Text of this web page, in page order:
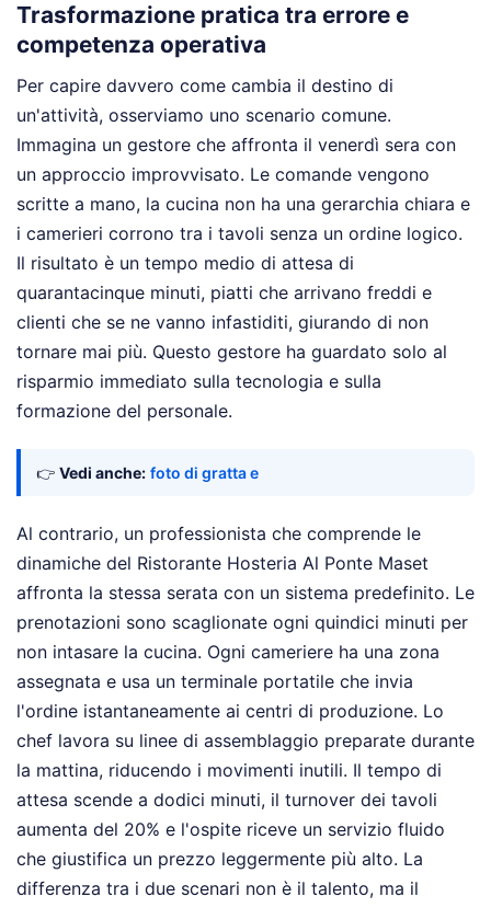
Trasformazione pratica tra errore e
competenza operativa
Per capire davvero come cambia il destino di
un'attività, osserviamo uno scenario comune.
Immagina un gestore che affronta il venerdì sera con
un approccio improvvisato. Le comande vengono
scritte a mano, la cucina non ha una gerarchia chiara e
i camerieri corrono tra i tavoli senza un ordine logico.
Il risultato è un tempo medio di attesa di
quarantacinque minuti, piatti che arrivano freddi e
clienti che se ne vanno infastiditi, giurando di non
tornare mai più. Questo gestore ha guardato solo al
risparmio immediato sulla tecnologia e sulla
formazione del personale.
👉 Vedi anche: foto di gratta e
Al contrario, un professionista che comprende le
dinamiche del Ristorante Hosteria Al Ponte Maset
affronta la stessa serata con un sistema predefinito. Le
prenotazioni sono scaglionate ogni quindici minuti per
non intasare la cucina. Ogni cameriere ha una zona
assegnata e usa un terminale portatile che invia
l'ordine istantaneamente ai centri di produzione. Lo
chef lavora su linee di assemblaggio preparate durante
la mattina, riducendo i movimenti inutili. Il tempo di
attesa scende a dodici minuti, il turnover dei tavoli
aumenta del 20% e l'ospite riceve un servizio fluido
che giustifica un prezzo leggermente più alto. La
differenza tra i due scenari non è il talento, ma il